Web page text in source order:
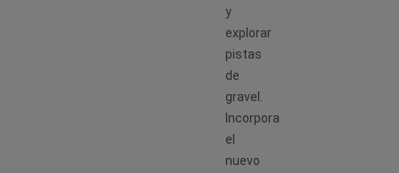
y
explorar
pistas
de
gravel.
Incorpora
el
nuevo